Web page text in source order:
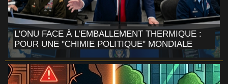
L'ONU FACE À L’EMBALLEMENT THERMIQUE :
POUR UNE "CHIMIE POLITIQUE" MONDIALE